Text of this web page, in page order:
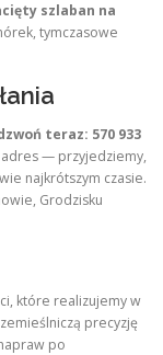
szlaban na
tymczasowe
teraz: 570 933
— przyjedziemy,
najkrótszym czasie.
Grodzisku
które realizujemy w
precyzję
po